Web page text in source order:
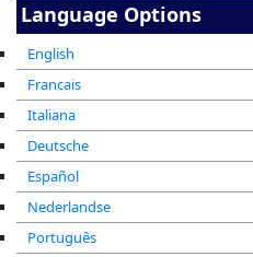
Language Options
English
Francais
Italiana
Deutsche
Español
Nederlandse
Português